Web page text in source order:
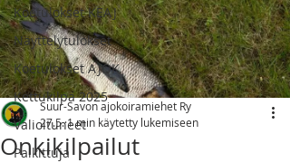
Koetulokset KEAJ
Näyttelytulokset
Koetulokset AJOK
Kettukilpa 2025
Valioituneet
Palkittuja
Onkikilpailut
Suur-Savon ajokoiramiehet Ry
27.5.1 min käytetty lukemiseen